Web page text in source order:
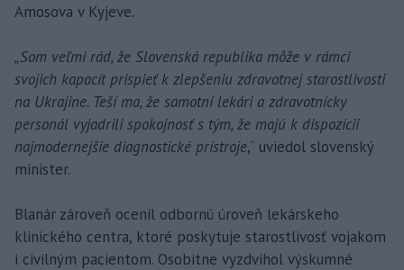
Amosova v Kyjeve.
„Som veľmi rád, že Slovenská republika môže v rámci
svojich kapacít prispieť k zlepšeniu zdravotnej starostlivosti
na Ukrajine. Teší ma, že samotní lekári a zdravotnícky
personál vyjadrili spokojnosť s tým, že majú k dispozícii
najmodernejšie diagnostické prístroje,“ uviedol slovenský
minister.
Blanár zároveň ocenil odbornú úroveň lekárskeho
klinického centra, ktoré poskytuje starostlivosť vojakom
i civilným pacientom. Osobitne vyzdvihol výskumné